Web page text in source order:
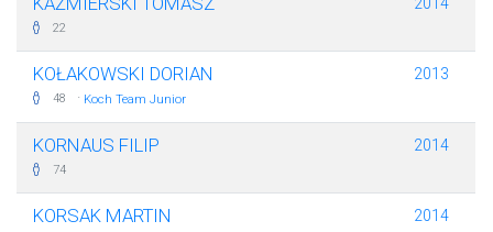
22
KOŁAKOWSKI DORIAN
48 · Koch Team Junior
2013
KORNAUS FILIP
74
2014
KORSAK MARTIN 2014